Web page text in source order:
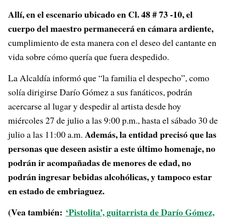
Allí, en el escenario ubicado en Cl. 48 # 73 -10, el
cuerpo del maestro permanecerá en cámara ardiente,
cumplimiento de esta manera con el deseo del cantante en
vida sobre cómo quería que fuera despedido.
La Alcaldía informó que “la familia el despecho”, como
solía dirigirse Darío Gómez a sus fanáticos, podrán
acercarse al lugar y despedir al artista desde hoy
miércoles 27 de julio a las 9:00 p.m., hasta el sábado 30 de
julio a las 11:00 a.m. Además, la entidad precisó que las
personas que deseen asistir a este último homenaje, no
podrán ir acompañadas de menores de edad, no
podrán ingresar bebidas alcohólicas, ytampoco estar
en estado de embriaguez.
(Vea también: ‘Pistolita’, guitarrista de Darío Gómez,